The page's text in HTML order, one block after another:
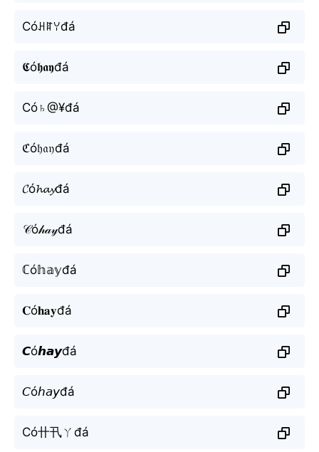
Cóꃅꍏꌩđá
𝕮ó𝖍𝖆𝖞đá
Có♄@¥đá
ℭó𝔥𝔞𝔶đá
𝓒ó𝓱𝓪𝔂đá
𝒞ó𝒽𝒶𝓎đá
ℂó𝕙𝕒𝕪đá
𝐂ó𝐡𝐚𝐲đá
𝘾ó𝙝𝙖𝙮đá
𝘊ó𝘩𝘢𝘺đá
Có卄卂ㄚđá